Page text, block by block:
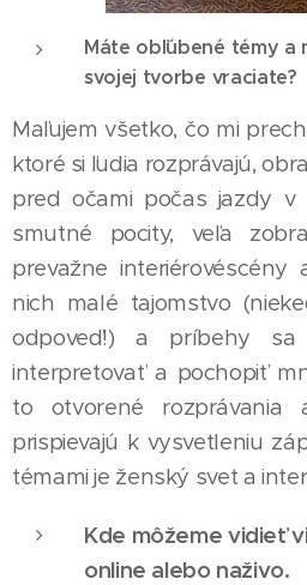
Máte obľúbené témy a
svojej tvorbe vraciate?
Maľujem všetko, čo mi
ktoré si ľudia rozprávajú,
pred očami počas jazdy v
smutné pocity, veľa
prevažne interiérové
nich malé tajomstvo
odpoveď!) a príbehy
interpretovať a pochopiť
to otvorené
prispievajú k vysvetleniu
témami je ženský svet a
Kde môžeme vidieť
online alebo naživo.